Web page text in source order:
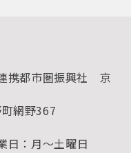
ジ）
携都市圏振興社 京
町網野367
：月～土曜日